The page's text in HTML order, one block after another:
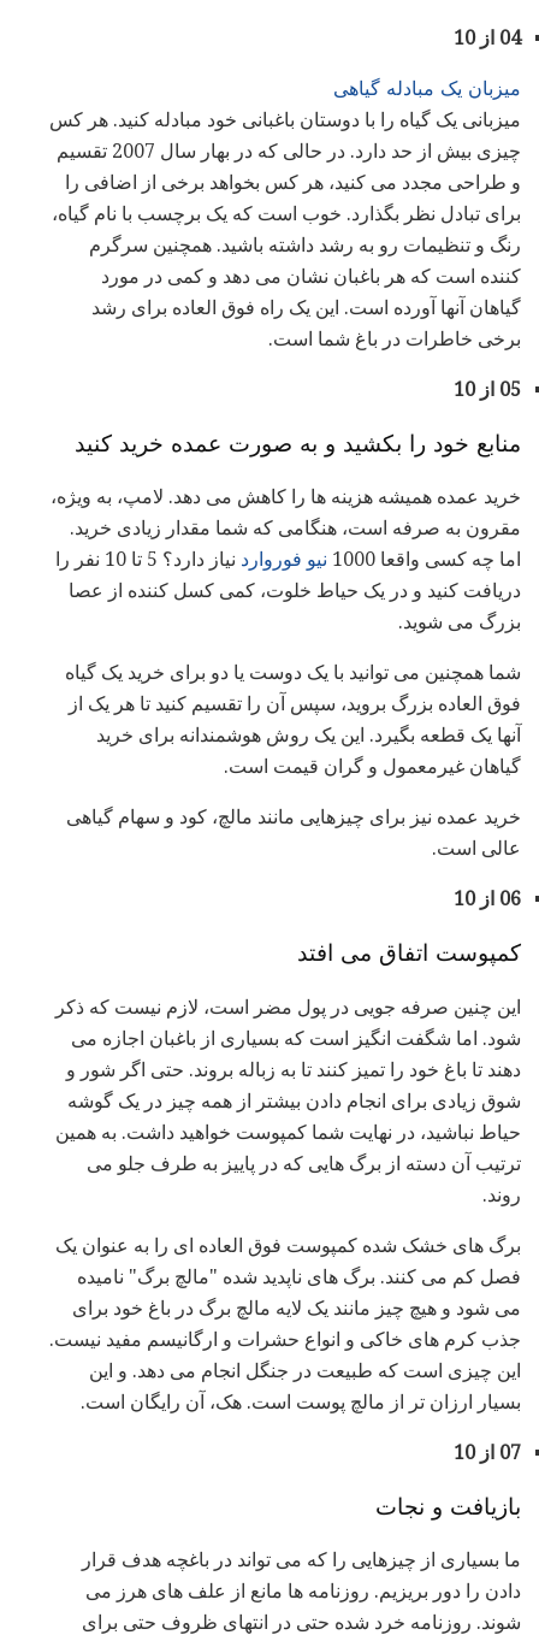
04 از 10
میزبان یک مبادله گیاهی
میزبانی یک گیاه را با دوستان باغبانی خود مبادله کنید. هر کس
چیزی بیش از حد دارد. در حالی که در بهار سال 2007 تقسیم
و طراحی مجدد می کنید، هر کس بخواهد برخی از اضافی را
برای تبادل نظر بگذارد. خوب است که یک برچسب با نام گیاه،
رنگ و تنظیمات رو به رشد داشته باشید. همچنین سرگرم
کننده است که هر باغبان نشان می دهد و کمی در مورد
گیاهان آنها آورده است. این یک راه فوق العاده برای رشد
برخی خاطرات در باغ شما است.
05 از 10
منابع خود را بکشید و به صورت عمده خرید کنید
خرید عمده همیشه هزینه ها را کاهش می دهد. لامپ، به ویژه،
مقرون به صرفه است، هنگامی که شما مقدار زیادی خرید.
اما چه کسی واقعا 1000
نیو فوروارد
نیاز دارد؟ 5 تا 10 نفر را
دریافت کنید و در یک حیاط خلوت، کمی کسل کننده از عصا
بزرگ می شوید.
شما همچنین می توانید با یک دوست یا دو برای خرید یک گیاه
فوق العاده بزرگ بروید، سپس آن را تقسیم کنید تا هر یک از
آنها یک قطعه بگیرد. این یک روش هوشمندانه برای خرید
گیاهان غیرمعمول و گران قیمت است.
خرید عمده نیز برای چیزهایی مانند مالچ، کود و سهام گیاهی
عالی است.
06 از 10
کمپوست اتفاق می افتد
این چنین صرفه جویی در پول مضر است، لازم نیست که ذکر
شود. اما شگفت انگیز است که بسیاری از باغبان اجازه می
دهند تا باغ خود را تمیز کنند تا به زباله بروند. حتی اگر شور و
شوق زیادی برای انجام دادن بیشتر از همه چیز در یک گوشه
حیاط نباشید، در نهایت شما کمپوست خواهید داشت. به همین
ترتیب آن دسته از برگ هایی که در پاییز به طرف جلو می
روند.
برگ های خشک شده کمپوست فوق العاده ای را به عنوان یک
فصل کم می کنند. برگ های ناپدید شده "مالچ برگ" نامیده
می شود و هیچ چیز مانند یک لایه مالچ برگ در باغ خود برای
جذب کرم های خاکی و انواع حشرات و ارگانیسم مفید نیست.
این چیزی است که طبیعت در جنگل انجام می دهد. و این
بسیار ارزان تر از مالچ پوست است. هک، آن رایگان است.
07 از 10
بازیافت و نجات
ما بسیاری از چیزهایی را که می تواند در باغچه هدف قرار
دادن را دور بریزیم. روزنامه ها مانع از علف های هرز می
شوند. روزنامه خرد شده حتی در انتهای ظروف حتی برای